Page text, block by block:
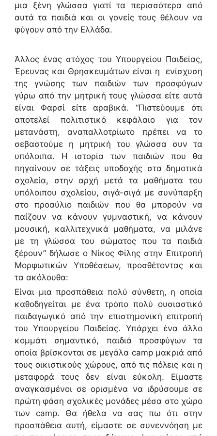
μια ξένη γλώσσα γιατί τα περισσότερα από
αυτά τα παιδιά και οι γονείς τους θέλουν να
φύγουν από την Ελλάδα.
Άλλος ένας στόχος του Υπουργείου Παιδείας,
Έρευνας και Θρησκευμάτων είναι η ενίσχυση
της γνώσης των παιδιών των προσφύγων
γύρω από την μητρική τους γλώσσα είτε αυτά
είναι Φαρσί είτε αραβικά. “Πιστεύουμε ότι
αποτελεί πολιτιστικό κεφάλαιο για τον
μετανάστη, αναπαλλοτρίωτο πρέπει να το
σεβαστούμε η μητρική του γλώσσα συν τα
υπόλοιπα. Η ιστορία των παιδιών που θα
πηγαίνουν σε τάξεις υποδοχής στα δημοτικά
σχολεία, στην αρχή μετά τα μαθήματα του
υπόλοιπου σχολείου, σιγά-σιγά με συνύπαρξη
στο προαύλιο παιδιών που θα μπορούν να
παίζουν να κάνουν γυμναστική, να κάνουν
μουσική, καλλιτεχνικά μαθήματα, να μιλάνε
με τη γλώσσα του σώματος που τα παιδιά
ξέρουν” δήλωσε ο Νίκος Φίλης στην Επιτροπή
Μορφωτικών Υποθέσεων, προσθέτοντας και
τα ακόλουθα:
Είναι μια προσπάθεια πολύ σύνθετη, η οποία
καθοδηγείται με ένα τρόπο πολύ ουσιαστικό
παιδαγωγικό από την επιστημονική επιτροπή
του Υπουργείου Παιδείας. Υπάρχει ένα άλλο
κομμάτι σημαντικό, παιδιά προσφύγων τα
οποία βρίσκονται σε μεγάλα camp μακριά από
τους οικιστικούς χώρους, από τις πόλεις και η
μεταφορά τους δεν είναι εύκολη. Είμαστε
αναγκασμένοι σε ορισμένα να ιδρύσουμε σε
πρώτη φάση σχολικές μονάδες μέσα στο χώρο
των camp. Θα ήθελα να σας πω ότι στην
προσπάθεια αυτή, είμαστε σε συνεννόηση με